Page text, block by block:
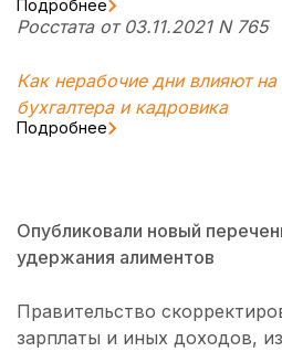
Подробнее
Росстата от 03.11.2021 N 765
Как нерабочие дни влияют на
бухгалтера и кадровика
Подробнее
Опубликовали новый
удержания алиментов
Правительство
зарплаты и иных доходов,